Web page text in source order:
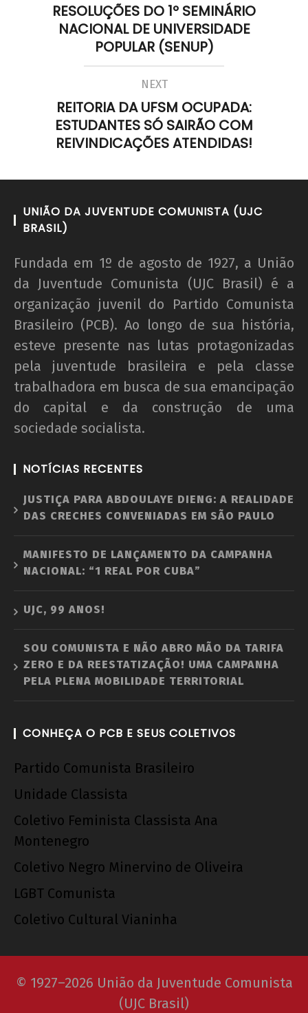
RESOLUÇÕES DO 1º SEMINÁRIO
NACIONAL DE UNIVERSIDADE
POPULAR (SENUP)
NEXT
REITORIA DA UFSM OCUPADA:
ESTUDANTES SÓ SAIRÃO COM
REIVINDICAÇÕES ATENDIDAS!
UNIÃO DA JUVENTUDE COMUNISTA (UJC
BRASIL)
Fundada em 1º de agosto de 1927, a União
da Juventude Comunista (UJC Brasil) é a
organização juvenil do Partido Comunista
Brasileiro (PCB). Ao longo de sua história,
esteve presente nas lutas protagonizadas
pela juventude brasileira e pela classe
trabalhadora em busca de sua emancipação
do capital e da construção de uma
sociedade socialista.
NOTÍCIAS RECENTES
JUSTIÇA PARA ABDOULAYE DIENG: A REALIDADE
DAS CRECHES CONVENIADAS EM SÃO PAULO
MANIFESTO DE LANÇAMENTO DA CAMPANHA
NACIONAL: “1 REAL POR CUBA”
UJC, 99 ANOS!
SOU COMUNISTA E NÃO ABRO MÃO DA TARIFA
ZERO E DA REESTATIZAÇÃO! UMA CAMPANHA
PELA PLENA MOBILIDADE TERRITORIAL
CONHEÇA O PCB E SEUS COLETIVOS
Partido Comunista Brasileiro
Unidade Classista
Coletivo Feminista Classista Ana
Montenegro
Coletivo Negro Minervino de Oliveira
LGBT Comunista
Coletivo Cultural Vianinha
© 1927–2026 União da Juventude Comunista
(UJC Brasil)